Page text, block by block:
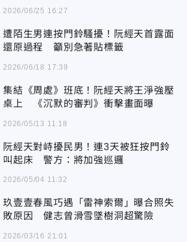
2026/06/25 16:27
遭陌生男連按門鈴騷擾！阮經天首露面
還原過程 籲別急著貼標籤
2026/06/18 17:39
集結《周處》班底！阮經天將王淨強壓
桌上 《沉默的審判》衝擊畫面曝
2026/05/13 11:18
阮經天對峙擾民男！連3天被狂按門鈴
叫起床 警方：將加強巡邏
2026/05/04 11:32
玖壹壹春風巧遇「雷神索爾」曝合照失
敗原因 健志曾滑雪墜樹洞超驚險
2026/03/16 21:01